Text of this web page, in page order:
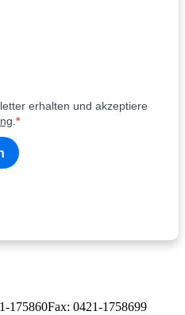
erhalten und akzeptiere
175860Fax: 0421-1758699